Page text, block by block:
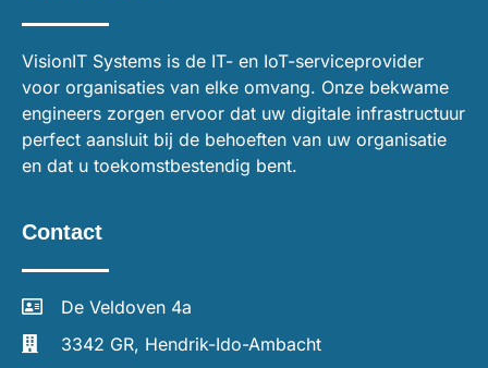
VisionIT Systems is de IT- en IoT-serviceprovider
voor organisaties van elke omvang. Onze bekwame
engineers zorgen ervoor dat uw digitale infrastructuur
perfect aansluit bij de behoeften van uw organisatie
en dat u toekomstbestendig bent.
Contact
De Veldoven 4a
3342 GR, Hendrik-Ido-Ambacht